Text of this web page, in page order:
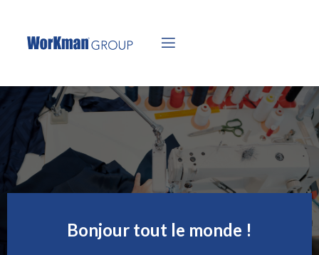
Bonjour tout le monde !